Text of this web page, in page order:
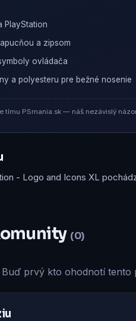
PlayStation
a zipsom
ovládača
a polyesteru pre bežné nosenie
tímu PSmania.sk — náš nezávislý
- Logo and Icons XL
(0)
Buď prvý kto ohodnotí tento